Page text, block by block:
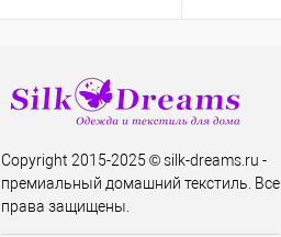
Copyright 2015-2025 © silk-dreams.ru -
премиальный домашний текстиль. Все
права защищены.